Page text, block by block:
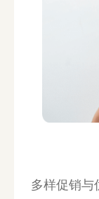
多样促销与